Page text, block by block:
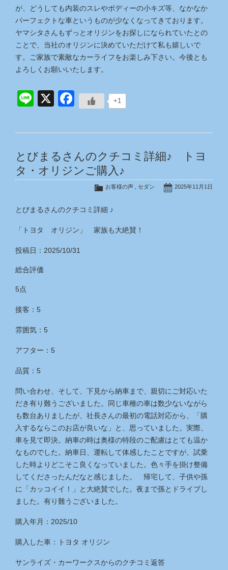
が、どうしても内装のスレやボディーの小キズ等、なかなか
パーフェクトな車というものが少なくなってきております。
ヤマシタさんもずっとオリジンをお探しになられていたとの
ことで、当社のオリジンに決めていただけて私も嬉しいで
す。ご家族で素敵なカーライフをお楽しみ下さい。今後とも
よろしくお願いいたします。
+1
Line
X Facebook
とびまるさんのクチコミ詳細♪ トヨ
タ・オリジンご購入♪
2025年11月1日
お客様の声 セダン
とびまるさんのクチコミ詳細 ♪
「トヨタ オリジン」 家族も大絶賛！
投稿日：2025/10/31
総合評価
5点
接客：5
雰囲気：5
アフター：5
品質：5
問い合わせ、そして、下見から納車まで、親切にご対応いた
だき有り難うございました。同じ車種の車は数少ないながら
も数台ありましたが、社長さんの最初の電話対応から、「購
入するならこのお店が良いな」と、思っていました。実際、
車を見て即決。納車の時は奥様の特段のご配慮はとても温か
なものでした。納車日、運転して体感したことですが、試乗
した時よりどこそこ良くなっていました。色々手を掛け整備
してくださったんだなと感じました。 帰宅して、子供や孫
に「カッコイイ！」と大絶賛でした。夜まで孫とドライブし
ました。有り難うございました。
購入年月：2025/10
購入した車：トヨタ オリジン
サンライズ・カーワークスからのクチコミ返答